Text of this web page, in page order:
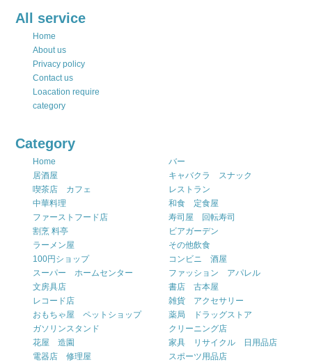
All service
Home
About us
Privacy policy
Contact us
Loacation require
category
Category
Home
バー
居酒屋
キャバクラ スナック
喫茶店 カフェ
レストラン
中華料理
和食 定食屋
ファーストフード店
寿司屋 回転寿司
割烹 料亭
ビアガーデン
ラーメン屋
その他飲食
100円ショップ
コンビニ 酒屋
スーパー ホームセンター
ファッション アパレル
文房具店
書店 古本屋
レコード店
雑貨 アクセサリー
おもちゃ屋 ペットショップ
薬局 ドラッグストア
ガソリンスタンド
クリーニング店
花屋 造園
家具 リサイクル 日用品店
電器店 修理屋
スポーツ用品店